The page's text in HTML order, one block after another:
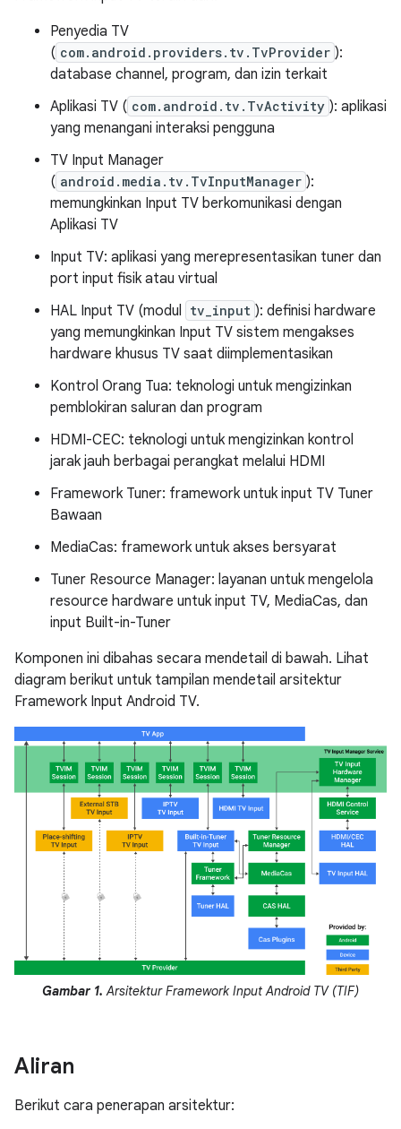
Penyedia TV
( com.android.providers.tv.TvProvider ):
database channel, program, dan izin terkait
Aplikasi TV ( com.android.tv.TvActivity ): aplikasi
yang menangani interaksi pengguna
TV Input Manager
( android.media.tv.TvInputManager ):
memungkinkan Input TV berkomunikasi dengan
Aplikasi TV
Input TV: aplikasi yang merepresentasikan tuner dan
port input fisik atau virtual
HAL Input TV (modul tv_input ): definisi hardware
yang memungkinkan Input TV sistem mengakses
hardware khusus TV saat diimplementasikan
Kontrol Orang Tua: teknologi untuk mengizinkan
pemblokiran saluran dan program
HDMI-CEC: teknologi untuk mengizinkan kontrol
jarak jauh berbagai perangkat melalui HDMI
Framework Tuner: framework untuk input TV Tuner
Bawaan
MediaCas: framework untuk akses bersyarat
Tuner Resource Manager: layanan untuk mengelola
resource hardware untuk input TV, MediaCas, dan
input Built-in-Tuner
Komponen ini dibahas secara mendetail di bawah. Lihat
diagram berikut untuk tampilan mendetail arsitektur
Framework Input Android TV.
Gambar 1. Arsitektur Framework Input Android TV (TIF)
Aliran
Berikut cara penerapan arsitektur: